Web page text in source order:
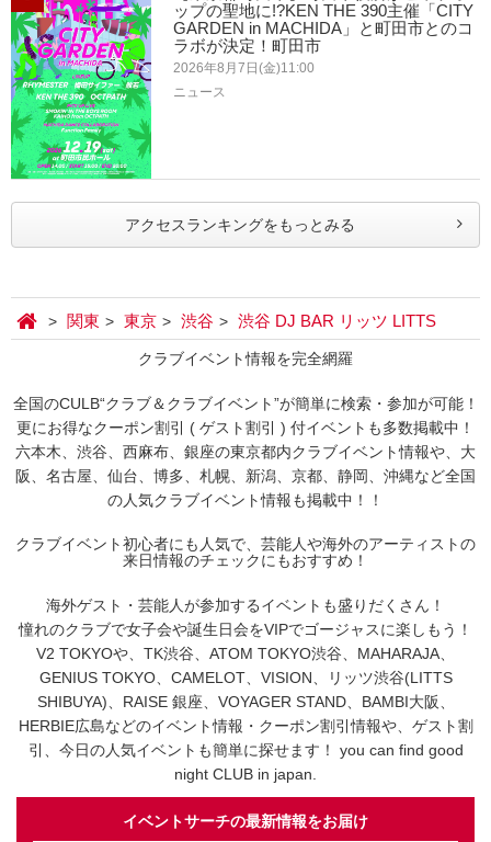
ップの聖地に!?KEN THE 390主催「CITY
GARDEN in MACHIDA」と町田市とのコ
ラボが決定！町田市
2026年8月7日(金)11:00
ニュース
アクセスランキングをもっとみる
関東 東京 渋谷 渋谷 DJ BAR リッツ LITTS
クラブイベント情報を完全網羅
全国のCULB“クラブ＆クラブイベント”が簡単に検索・参加が可能！
更にお得なクーポン割引 ( ゲスト割引 ) 付イベントも多数掲載中！
六本木、渋谷、西麻布、銀座の東京都内クラブイベント情報や、大
阪、名古屋、仙台、博多、札幌、新潟、京都、静岡、沖縄など全国
の人気クラブイベント情報も掲載中！！
クラブイベント初心者にも人気で、芸能人や海外のアーティストの
来日情報のチェックにもおすすめ！
海外ゲスト・芸能人が参加するイベントも盛りだくさん！
憧れのクラブで女子会や誕生日会をVIPでゴージャスに楽しもう！
V2 TOKYOや、TK渋谷、ATOM TOKYO渋谷、MAHARAJA、
GENIUS TOKYO、CAMELOT、VISION、リッツ渋谷(LITTS
SHIBUYA)、RAISE 銀座、VOYAGER STAND、BAMBI大阪、
HERBIE広島などのイベント情報・クーポン割引情報や、ゲスト割
引、今日の人気イベントも簡単に探せます！ you can find good
night CLUB in japan.
イベントサーチの最新情報をお届け